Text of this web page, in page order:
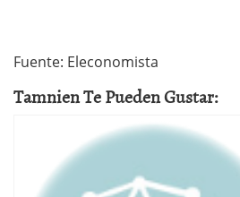
Fuente: Eleconomista
Tamnien Te Pueden Gustar: